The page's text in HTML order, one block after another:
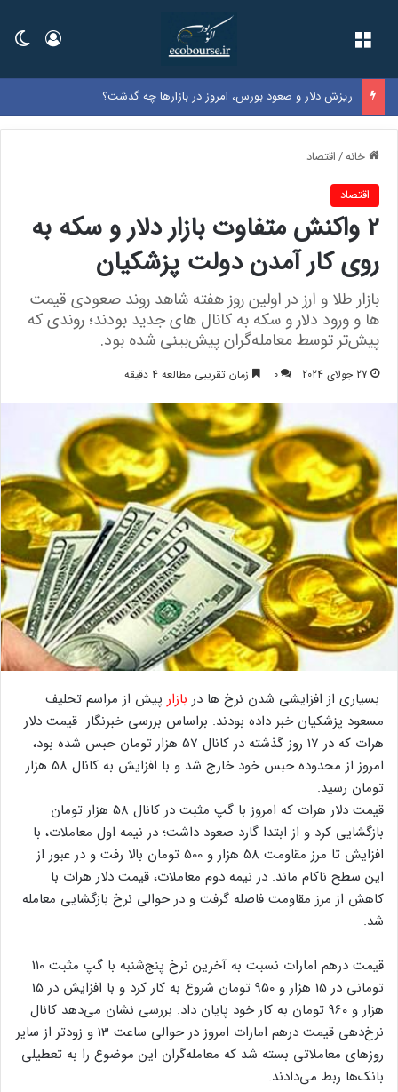
ورود
ریزش دلار و صعود بورس، امروز در بازارها چه گذشت؟
خانه/اقتصاد
اقتصاد
2 واکنش متفاوت بازار دلار و سکه به
روی کار آمدن دولت پزشکیان
بازار طلا و ارز در اولین روز هفته شاهد روند صعودی قیمت
ها و ورود دلار و سکه به کانال های جدید بودند؛ روندی که
پیش‌تر توسط معامله‌گران پیش‌بینی شده بود.
27 جولای 2024 0 زمان تقریبی مطالعه 4 دقیقه
بسیاری از افزایشی شدن نرخ ها در بازار پیش از مراسم تحلیف
مسعود پزشکیان خبر داده بودند. براساس بررسی خبرنگار قیمت دلار
هرات که در 17 روز گذشته در کانال 57 هزار تومان حبس شده بود،
امروز از محدوده حبس خود خارج شد و با افزایش به کانال 58 هزار
تومان رسید.
قیمت دلار هرات که امروز با گپ مثبت در کانال 58 هزار تومان
بازگشایی کرد و از ابتدا گارد صعود داشت؛ در نیمه اول معاملات، با
افزایش تا مرز مقاومت 58 هزار و 500 تومان بالا رفت و در عبور از
این سطح ناکام ماند. در نیمه دوم معاملات، قیمت دلار هرات با
کاهش از مرز مقاومت فاصله گرفت و در حوالی نرخ بازگشایی معامله
شد.
قیمت درهم امارات نسبت به آخرین نرخ پنج‌شنبه با گپ مثبت 110
تومانی در 15 هزار و 950 تومان شروع به کار کرد و با افزایش در 15
هزار و 960 تومان به کار خود پایان داد. بررسی نشان می‌دهد کانال
نرخ‌دهی قیمت درهم امارات امروز در حوالی ساعت 13 و زودتر از سایر
روزهای معاملاتی بسته شد که معامله‌گران این موضوع را به تعطیلی
بانک‌ها ربط می‌دادند.